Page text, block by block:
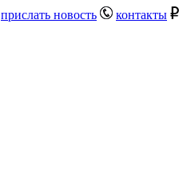
прислать новость контакты